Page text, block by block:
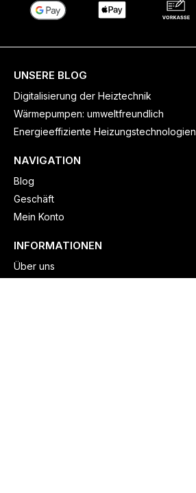
UNSERE BLOG
Digitalisierung der Heiztechnik
Wärmepumpen: umweltfreundlich
Energieeffiziente Heizungstechnologien
NAVIGATION
Blog
Geschäft
Mein Konto
INFORMATIONEN
Über uns